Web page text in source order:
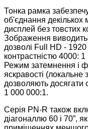
Тонка рамка
об'єднання декількох
дисплей без товстих
Зображення
дозволі Full HD - 1920
контрастністю 4000:
Режим затемнення і
яскравості (локальне
дозволяють досягати
1 000 000:1.
Серія PN-R також
діагоналлю 60 і 70”,